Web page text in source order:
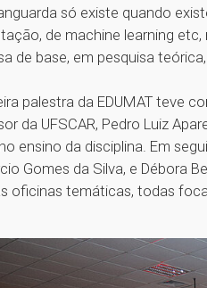
só existe quando
de machine learning
de base, em pesquisa
palestra da EDUMAT teve
da UFSCAR, Pedro Luiz
ensino da disciplina. Em
Gomes da Silva, e Débora
oficinas temáticas, todas